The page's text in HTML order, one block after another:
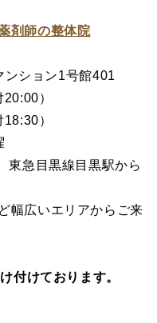
剤師の整体院
ション1号館401
）
）
東急目黒線目黒駅から
幅広いエリアからご来
付けております。